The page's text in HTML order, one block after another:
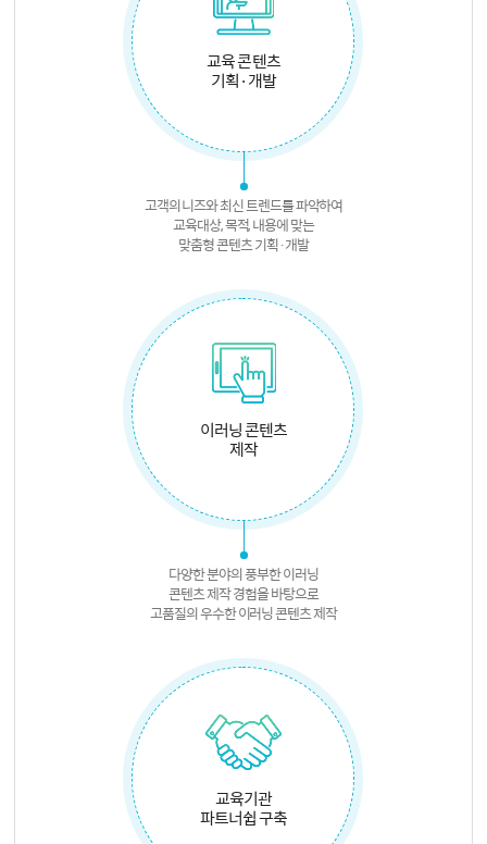
교육 콘텐츠
기획·개발
고객의 니즈와 최신 트렌드를 파악하여
교육대상, 목적, 내용에 맞는
맞춤형 콘텐츠 기획·개발
이러닝 콘텐츠
제작
다양한 분야의 풍부한 이러닝
콘텐츠 제작 경험을 바탕으로
고품질의 우수한 이러닝 콘텐츠 제작
교육기관
파트너쉽 구축